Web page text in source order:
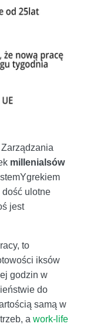
millenialsów
dość ulotne
jest
to
iksów
godzin w
do
samą w
a work-life